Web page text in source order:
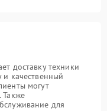
доставку техники
и качественный
могут
Также
для